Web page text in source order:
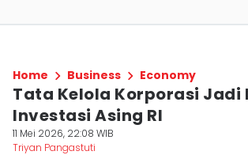
Home Business Economy
Tata Kelola Korporasi Jadi
Investasi Asing RI
11 Mei 2026, 22:08 WIB
Triyan Pangastuti